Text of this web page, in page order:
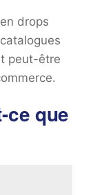
drops
peut-être
ce que